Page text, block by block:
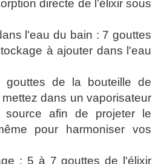
directe de l’élixir sous
l'eau du bain : 7 gouttes
à ajouter dans l'eau
de la bouteille de
dans un vaporisateur
afin de projeter le
pour harmoniser vos
: 5 à 7 gouttes de l'élixir